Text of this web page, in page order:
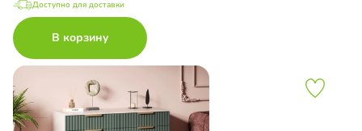
Доступно для доставки
В корзину